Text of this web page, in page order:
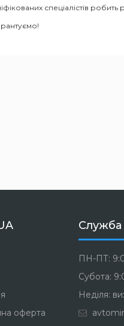
спеціалістів
оферта
Служба
ПН-ПТ:
Субота:
Неділя: